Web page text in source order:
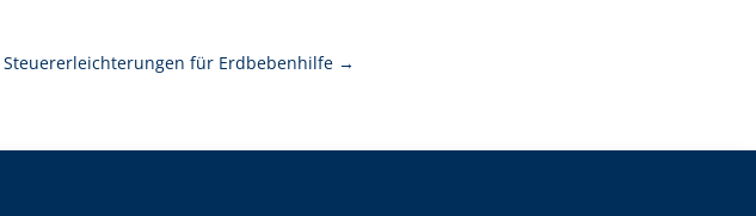
Steuererleichterungen für Erdbebenhilfe →